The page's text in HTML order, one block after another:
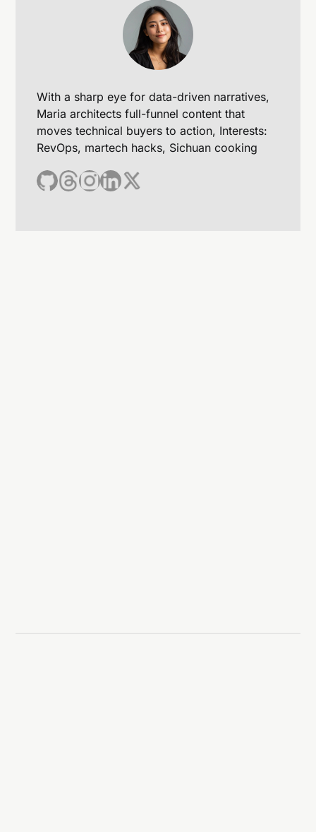
With a sharp eye for data-driven narratives,
Maria architects full-funnel content that
moves technical buyers to action, Interests:
RevOps, martech hacks, Sichuan cooking